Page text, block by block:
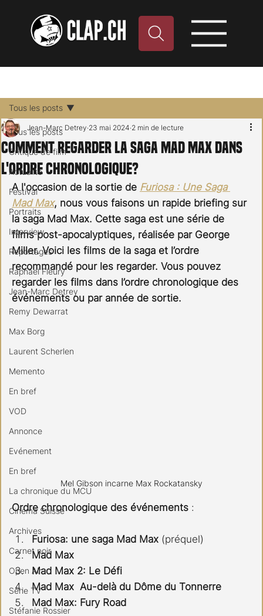
Tous les posts
Critique de film
Actualité
Festival
Portraits
Interview
Reportages
Raphael Fleury
Jean-Marc Detrey
Remy Dewarrat
Max Borg
Laurent Scherlen
Memento
En bref
VOD
Annonce
Evénement
En bref
La chronique du MCU
Cinéma Suisse
Archives
Carnet noir
Open Air
Série TV
Stéfanie Rossier
Tous les posts
Comment regarder la saga Mad Max dans
l'ordre chronologique?
Jean-Marc Detrey 23 mai 2024 2 min de lecture
A l'occasion de la sortie de Furiosa : Une Saga
Mad Max, nous vous faisons un rapide briefing sur
la saga Mad Max. Cette saga est une série de
films post-apocalyptiques, réalisée par George
Miller. Voici les films de la saga et l’ordre
recommandé pour les regarder. Vous pouvez
regarder les films dans l’ordre chronologique des
événements ou par année de sortie.
Mel Gibson incarne Max Rockatansky
Ordre chronologique des événements :
Furiosa: une saga Mad Max (préquel)
Mad Max
Mad Max 2: Le Défi
Mad Max  Au-delà du Dôme du Tonnerre
Mad Max: Fury Road